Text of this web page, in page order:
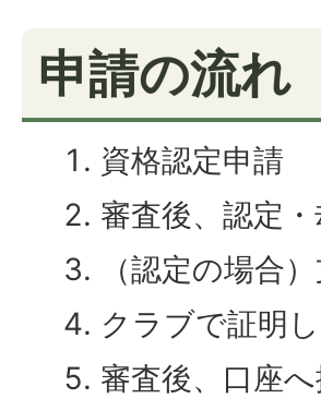
申請の流れ
資格認定申請
審査後、認定
（認定の場合
クラブで証明
審査後、口座